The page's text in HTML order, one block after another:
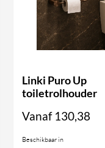
Linki Puro Up
toiletrolhouder
Vanaf 130,38
Beschikbaar in